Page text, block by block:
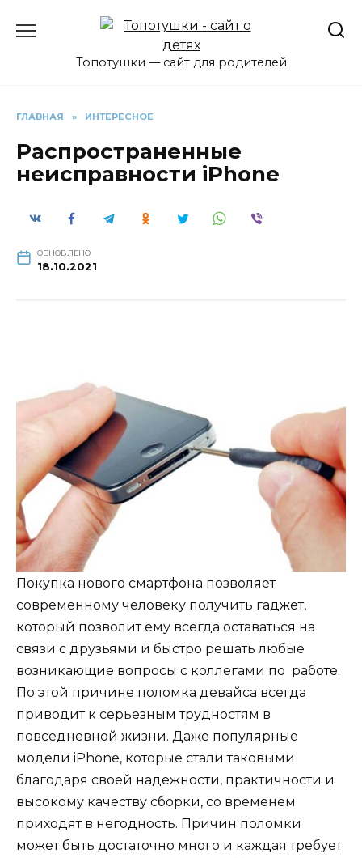
Топотушки — сайт для родителей
ГЛАВНАЯ » ИНТЕРЕСНОЕ
Распространенные
неисправности iPhone
ОБНОВЛЕНО
18.10.2021
Покупка нового смартфона позволяет
современному человеку получить гаджет,
который позволит ему всегда оставаться на
связи с друзьями и быстро решать любые
возникающие вопросы с коллегами по работе.
По этой причине поломка девайса всегда
приводит к серьезным трудностям в
повседневной жизни. Даже популярные
модели iPhone, которые стали таковыми
благодаря своей надежности, практичности и
высокому качеству сборки, со временем
приходят в негодность. Причин поломки
может быть достаточно много и каждая требует